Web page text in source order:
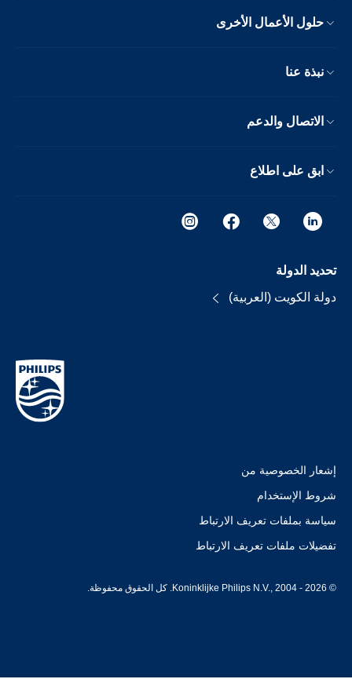
حلول الأعمال الأخرى
نبذة عنا
الاتصال والدعم
ابق على اطلاع
تحديد الدولة
دولة الكويت (العربية)
إشعار الخصوصية من
شروط الإستخدام
سياسة بملفات تعريف الارتباط
تفضيلات ملفات تعريف الارتباط
© Koninklijke Philips N.V., 2004 - 2026. كل الحقوق محفوظة.